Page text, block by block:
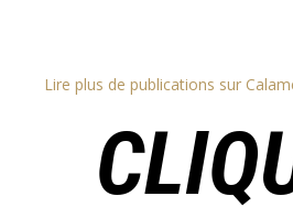
Lire plus de publications sur